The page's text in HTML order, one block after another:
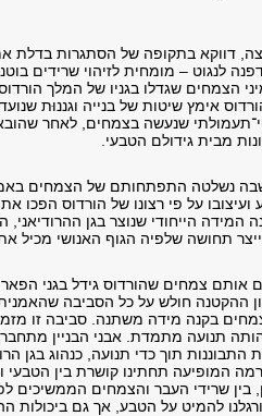
דווקא בתקופה של הסתגרות בדלת
לנגוט – מומחית לזיהוי שרידים
הצמחים שגדלו בגניו של המלך הורדוס
אימץ שיטות של בנייה וגננוּת
שנעשה בצמחים, לאחר
מבית גידולם הטבעי.
שבה נשלטה התפתחותם של הצמחים
על פי רצונו של הורדוס הפכו
המידה הייחודי שנוצר בגן ההרודיאני,
תחושה שלפיה הגוף האנושי מכיל
צמחים שהורדוס גידל בגני הפאר
ההקטנה חולש על כל הסביבה
בקנה מידה משתנה. סביבה זו
תנועה מתמדת. אבני הבניין
תוך כדי תנועה, כנהוג בגן
המופיעה תחתינו קושרת בין הטבעי
בין שרידי העבר והצמחים הממשיכים
להמיט על הטבע, אך גם ביכולות